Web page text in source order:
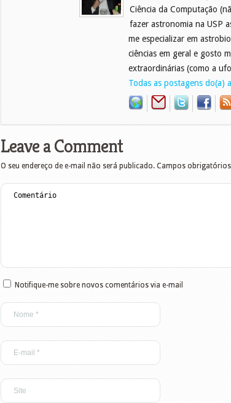
Ciência da Computação
fazer astronomia na USP
me especializar em
ciências em geral e gosto
extraordinárias (como a
Todas as postagens do(a)
Leave a Comment
O seu endereço de e-mail não será publicado. Campos
Notifique-me sobre novos comentários via e-mail